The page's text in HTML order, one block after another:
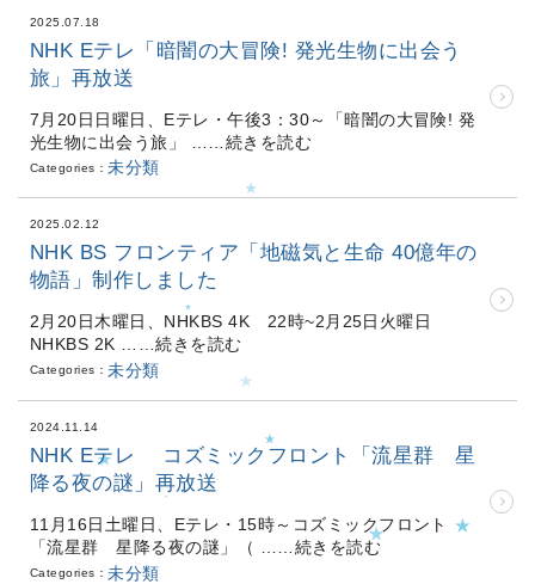
2025.07.18
NHK Eテレ「暗闇の大冒険! 発光生物に出会う
旅」再放送
7月20日日曜日、Eテレ・午後3：30～「暗闇の大冒険! 発
光生物に出会う旅」
……続きを読む
Categories：未分類
2025.02.12
NHK BS フロンティア「地磁気と生命 40億年の
物語」制作しました
2月20日木曜日、NHKBS 4K 22時~2月25日火曜日
NHKBS 2K ……続きを読む
Categories：未分類
2024.11.14
NHK Eテレ コズミックフロント「流星群 星
降る夜の謎」再放送
11月16日土曜日、Eテレ・15時～コズミックフロント
「流星群 星降る夜の謎」（
……続きを読む
Categories：未分類